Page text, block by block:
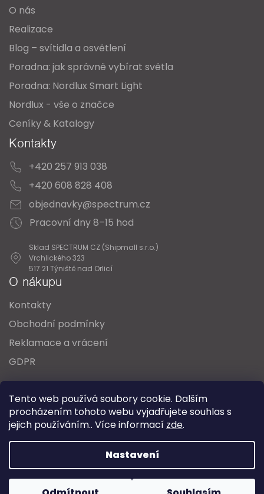
Tento web používá soubory cookie. Dalším
procházením tohoto webu vyjadřujete souhlas s
jejich používáním.. Více informací zde.
Nastavení
O nás
Realizace
Blog – svítidla a osvětlení
Poradna: jak správně vybírat světla
Poradna: Nordlux Smart Light
Nordlux - vše o značce
Ceníky & Katalogy
Kontakty
+420 257 913 038
+420 608 828 408
objednavky@spectrum.cz
Pracovní dny 8–15 hod
Sklad SPECTRUM CZ (Shipmall s.r.o.)
Vrchlického 323
517 21 Týniště nad Orlicí
O nákupu
Kontakty
Obchodní podmínky
Reklamace a vrácení
GDPR
Oblíbené série svítidel: Nordlux Alton
Nordlux Milford Nordlux Oja Nordlux Ellen
Nordlux Explore Nordlux Landon
Vytvořil Shoptet
Copyright 2026SPECTRUM CZ s.r.o.. Všechna práva